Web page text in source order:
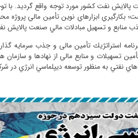
نفت کشور مورد توجه واقع گردید. با
ابزارهاي نوين تأمين مالي پروژه
منابع و تسهيل مبادلات مالي صنعت
استراتژيك تأمین مالی و جذب سرمايه
تسهيلات و منابع مالي از نهادها و
­هاي نفتي به­ منظور توسعه ديپلماسي انرژي